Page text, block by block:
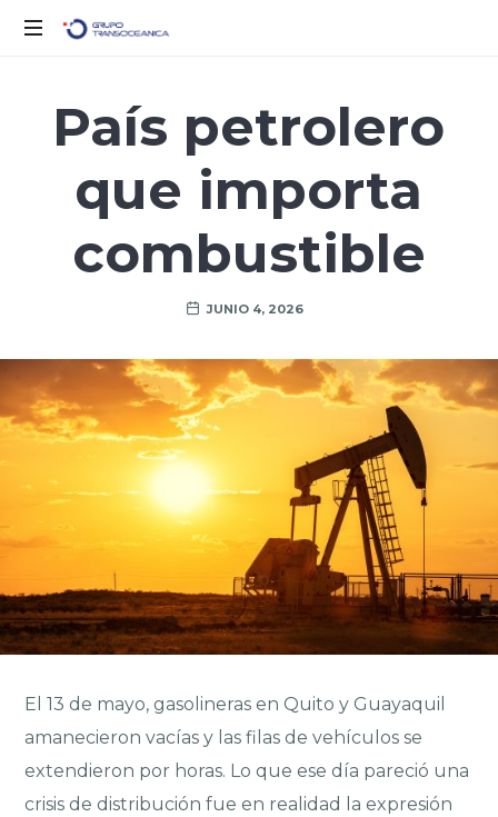
sitio
de
País petrolero
que importa
combustible
JUNIO 4, 2026
El 13 de mayo, gasolineras en Quito y Guayaquil
amanecieron vacías y las filas de vehículos se
extendieron por horas. Lo que ese día pareció una
crisis de distribución fue en realidad la expresión